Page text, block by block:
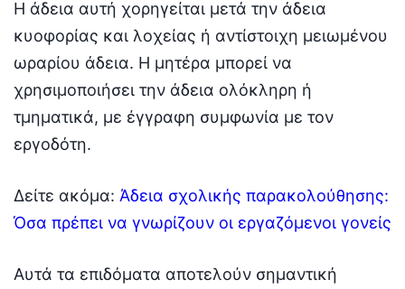
Η άδεια αυτή χορηγείται μετά την άδεια
κυοφορίας και λοχείας ή αντίστοιχη μειωμένου
ωραρίου άδεια. Η μητέρα μπορεί να
χρησιμοποιήσει την άδεια ολόκληρη ή
τμηματικά, με έγγραφη συμφωνία με τον
εργοδότη.
Δείτε ακόμα: Άδεια σχολικής παρακολούθησης:
Όσα πρέπει να γνωρίζουν οι εργαζόμενοι γονείς
Αυτά τα επιδόματα αποτελούν σημαντική